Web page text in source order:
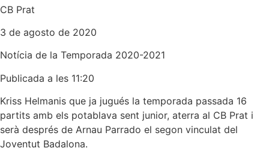
CB Prat
3 de agosto de 2020
Notícia de la Temporada 2020-2021
Publicada a les 11:20
Kriss Helmanis que ja jugués la temporada passada 16
partits amb els potablava sent junior, aterra al CB Prat i
serà després de Arnau Parrado el segon vinculat del
Joventut Badalona.